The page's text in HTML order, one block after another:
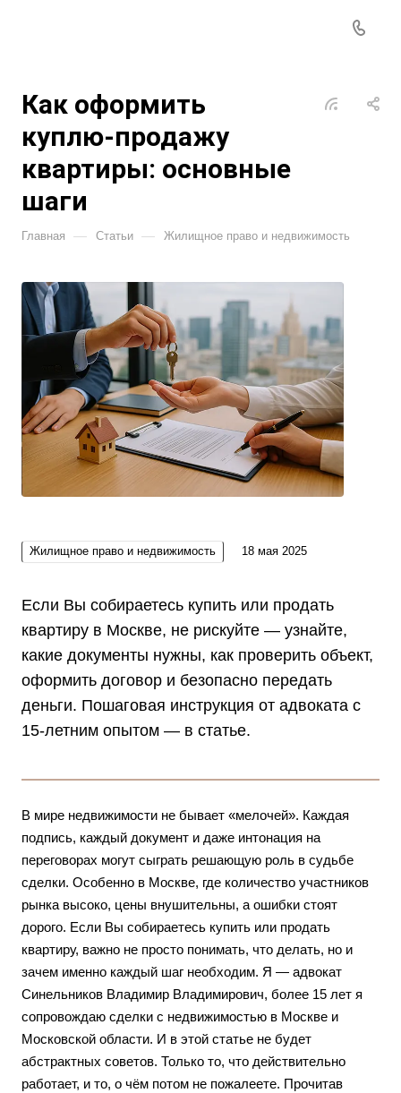
Как оформить
куплю-продажу
квартиры: основные
шаги
Главная — Статьи — Жилищное право и недвижимость
Жилищное право и недвижимость 18 мая 2025
Если Вы собираетесь купить или продать
квартиру в Москве, не рискуйте — узнайте,
какие документы нужны, как проверить объект,
оформить договор и безопасно передать
деньги. Пошаговая инструкция от адвоката с
15-летним опытом — в статье.
В мире недвижимости не бывает «мелочей». Каждая
подпись, каждый документ и даже интонация на
переговорах могут сыграть решающую роль в судьбе
сделки. Особенно в Москве, где количество участников
рынка высоко, цены внушительны, а ошибки стоят
дорого. Если Вы собираетесь купить или продать
квартиру, важно не просто понимать, что делать, но и
зачем именно каждый шаг необходим. Я — адвокат
Синельников Владимир Владимирович, более 15 лет я
сопровождаю сделки с недвижимостью в Москве и
Московской области. И в этой статье не будет
абстрактных советов. Только то, что действительно
работает, и то, о чём потом не пожалеете. Прочитав